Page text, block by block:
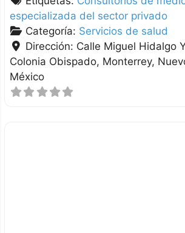
especializada del sector privado
Categoría: Servicios de salud
Dirección: Calle Miguel Hidalgo
Colonia Obispado Monterrey
México